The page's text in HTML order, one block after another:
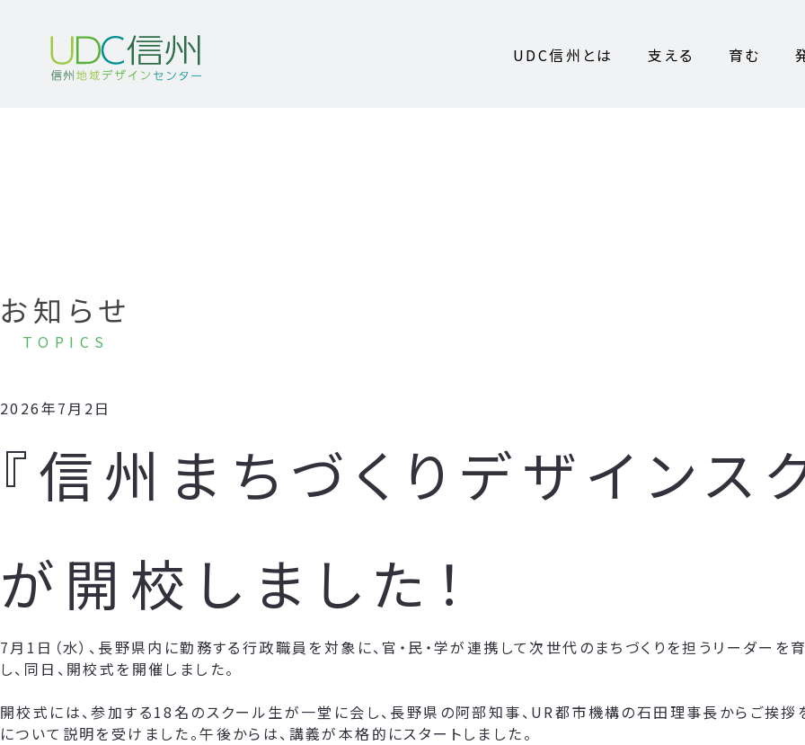
UDC信州とは 支える 育む
お知らせ
TOPICS
2026年7月2日
『信州まちづくりデザイン
が開校しました！
7月1日（水）、長野県内に勤務する行政職員を対象に、官・民・学が連携して次世代のまちづくりを担うリーダー
し、同日、開校式を開催しました。
開校式には、参加する18名のスクール生が一堂に会し、長野県の阿部知事、UR都市機構の石田理事長からご挨拶
について説明を受けました。午後からは、講義が本格的にスタートしました。